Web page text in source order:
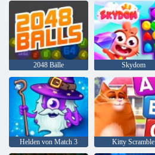
2048 Bälle Skydom
Helden von Match 3 Kitty Scramble